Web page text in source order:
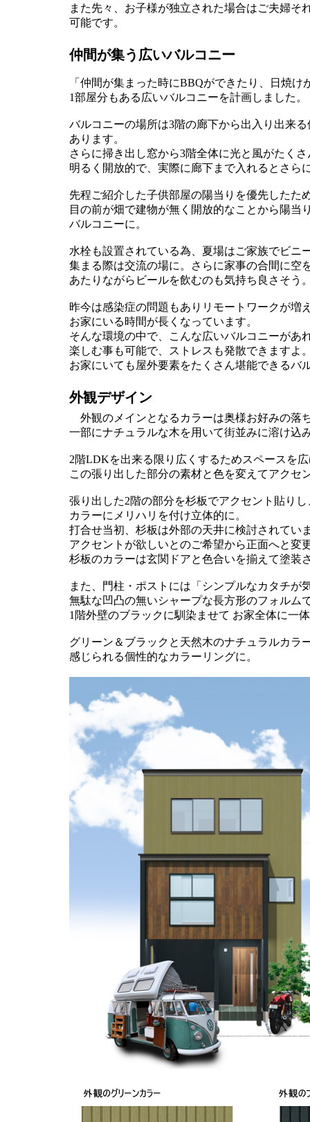
また先々、お子様が独立された場合はご夫婦
可能です。
仲間が集う広いバルコニー
「仲間が集まった時にBBQができたり、日焼
1部屋分もある広いバルコニーを計画しました。
バルコニーの場所は3階の廊下から出入り出来
あります。
さらに掃き出し窓から3階全体に光と風がたく
明るく開放的で、実際に廊下まで入れるとさら
先程ご紹介した子供部屋の陽当りを優先したた
目の前が畑で建物が無く開放的なことから陽
バルコニーに。
水栓も設置されている為、夏場はご家族でビニ
集まる際は交流の場に。さらに家事の合間に空
あたりながらビールを飲むのも気持ち良さそう
昨今は感染症の問題もありリモートワークが増
お家にいる時間が長くなっています。
そんな環境の中で、こんな広いバルコニーがあ
楽しむ事も可能で、ストレスも発散できますよ
お家にいても屋外要素をたくさん堪能できるバ
外観デザイン
外観のメインとなるカラーは奥様お好みの落
一部にナチュラルな木を用いて街並みに溶け込
2階LDKを出来る限り広くするためスペースを
この張り出した部分の素材と色を変えてアクセ
張り出した2階の部分を杉板でアクセント貼り
カラーにメリハリを付け立体的に。
打合せ当初、杉板は外部の天井に検討されてい
アクセントが欲しいとのご希望から正面へと変
杉板のカラーは玄関ドアと色合いを揃えて塗装
また、門柱・ポストには「シンプルなカタチ
無駄な凹凸の無いシャープな長方形のフォルム
1階外壁のブラックに馴染ませて お家全体に一
グリーン＆ブラックと天然木のナチュラルカラ
感じられる個性的なカラーリングに。